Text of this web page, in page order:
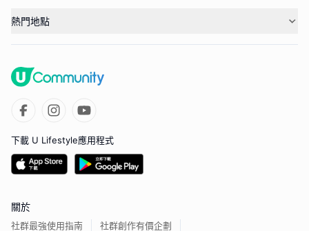
熱門地點
下載 U Lifestyle應用程式
關於
社群最強使用指南 社群創作有價企劃